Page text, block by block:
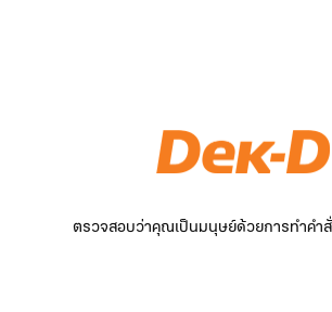
ตรวจสอบว่าคุณเป็นมนุษย์ด้วยการทำคำสั่